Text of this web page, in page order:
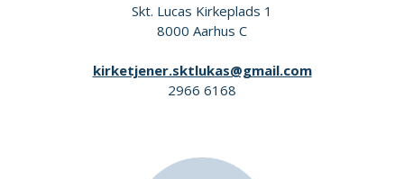
Skt. Lucas Kirkeplads 1
8000 Aarhus C
kirketjener.sktlukas@gmail.com
2966 6168